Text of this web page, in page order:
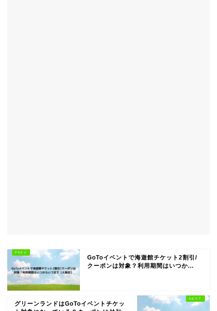
GoToイベントで海遊館チケット2割引/
クーポンは対象？利用期間はいつか...
グリーンランドはGoToイベントチケッ